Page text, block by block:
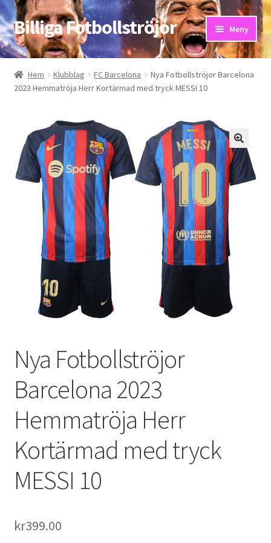
Hoppa
till
navigering
Hoppa
till
innehåll
Billiga Fotbollströjor Meny
Hem
Bloggar
Kassa
Kontakta oss
Mitt konto
Storleksguiden
Varukorg
Hem Klubblag FC Barcelona
Nya Fotbollströjor Barcelona
2023 Hemmatröja Herr Kortärmad med tryck MESSI 10
Nya Fotbollströjor
Barcelona 2023
Hemmatröja Herr
Kortärmad med tryck
MESSI 10
kr399.00